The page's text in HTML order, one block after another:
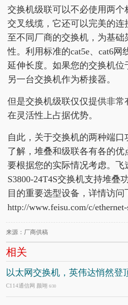
交换机级联可以不必使用两个
交叉线缆，它还可以完美的
至不同厂商的交换机，为基
性。利用标准的cat5e、cat6网
延伸长度。如果您的交换机位
另一台交换机作为桥接器。
但是交换机级联仅仅提供非常
在灵活性上占据优势。
自此，关于交换机的两种端
了解，堆叠和级联各有各的
要根据您的实际情况考虑。飞
S3800-24T4S交换机支持堆叠
目的重要选型设备，详情访问
http://www.feisu.com/c/
来源：厂商供稿
相关
以太网交换机，英伟达悄然登
C114通信网 颜翊 6/30